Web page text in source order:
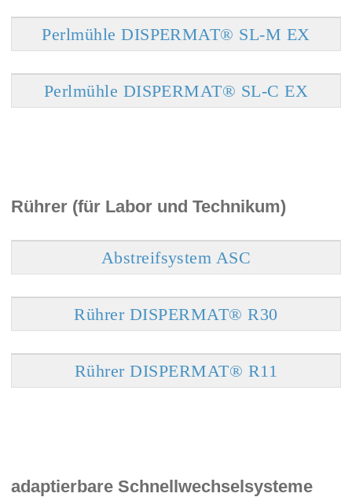
Perlmühle DISPERMAT® SL-M EX
Perlmühle DISPERMAT® SL-C EX
Rührer (für Labor und Technikum)
Abstreifsystem ASC
Rührer DISPERMAT® R30
Rührer DISPERMAT® R11
adaptierbare Schnellwechselsysteme